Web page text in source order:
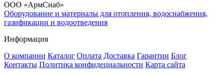
ООО «АрмСнаб»
Оборудование и материалы для отопления, водоснабжения,
газификации и водоотведения
Информация
О компании Каталог Оплата Доставка Гарантии Блог
Контакты Политика конфидециальности Карта сайта